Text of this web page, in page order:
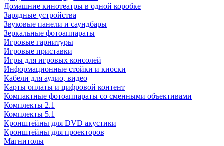
Домашние кинотеатры в одной коробке
Зарядные устройства
Звуковые панели и саундбары
Зеркальные фотоаппараты
Игровые гарнитуры
Игровые приставки
Игры для игровых консолей
Информационные стойки и киоски
Кабели для аудио, видео
Карты оплаты и цифровой контент
Компактные фотоаппараты со сменными объективами
Комплекты 2.1
Комплекты 5.1
Кронштейны для DVD акустики
Кронштейны для проекторов
Магнитолы